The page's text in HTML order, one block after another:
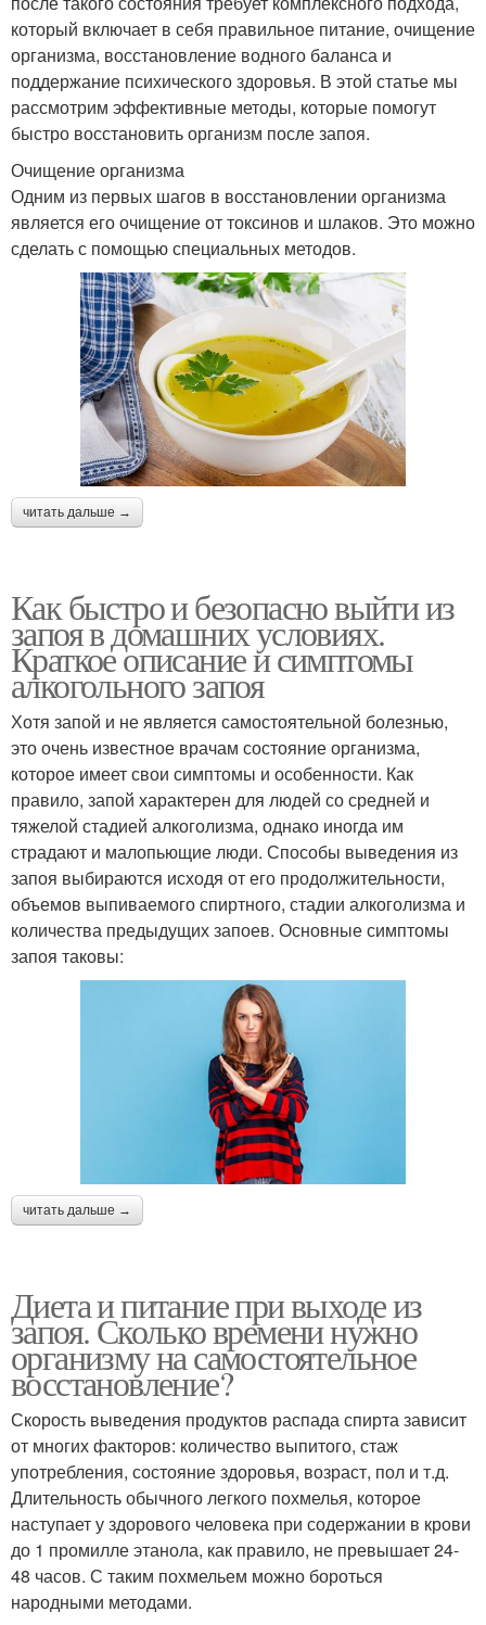
который включает в себя правильное питание, очищение
организма, восстановление водного баланса и
поддержание психического здоровья. В этой статье мы
рассмотрим эффективные методы, которые помогут
быстро восстановить организм после запоя.
Очищение организма
Одним из первых шагов в восстановлении организма
является его очищение от токсинов и шлаков. Это можно
сделать с помощью специальных методов.
читать дальше →
Как быстро и безопасно выйти из
запоя в домашних условиях.
Краткое описание и симптомы
алкогольного запоя
Хотя запой и не является самостоятельной болезнью,
это очень известное врачам состояние организма,
которое имеет свои симптомы и особенности. Как
правило, запой характерен для людей со средней и
тяжелой стадией алкоголизма, однако иногда им
страдают и малопьющие люди. Способы выведения из
запоя выбираются исходя от его продолжительности,
объемов выпиваемого спиртного, стадии алкоголизма и
количества предыдущих запоев. Основные симптомы
запоя таковы:
читать дальше →
Диета и питание при выходе из
запоя. Сколько времени нужно
организму на самостоятельное
восстановление?
Скорость выведения продуктов распада спирта зависит
от многих факторов: количество выпитого, стаж
употребления, состояние здоровья, возраст, пол и т.д.
Длительность обычного легкого похмелья, которое
наступает у здорового человека при содержании в крови
до 1 промилле этанола, как правило, не превышает 24-
48 часов. С таким похмельем можно бороться
народными методами.